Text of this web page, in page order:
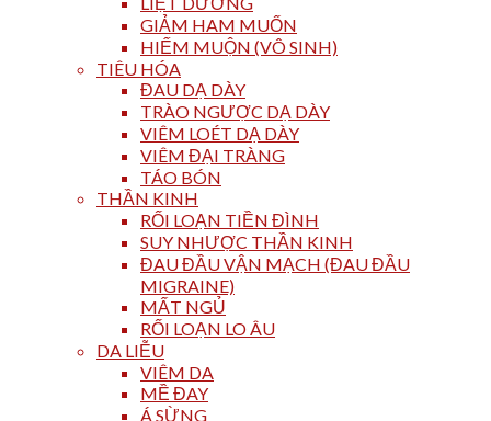
GIẢM HAM MUỐN
HIẾM MUỘN (VÔ SINH)
TIÊU HÓA
ĐAU DẠ DÀY
TRÀO NGƯỢC DẠ DÀY
VIÊM LOÉT DẠ DÀY
VIÊM ĐẠI TRÀNG
TÁO BÓN
THẦN KINH
RỐI LOẠN TIỀN ĐÌNH
SUY NHƯỢC THẦN KINH
ĐAU ĐẦU VẬN MẠCH (ĐAU ĐẦU
MIGRAINE)
MẤT NGỦ
RỐI LOẠN LO ÂU
DA LIỄU
VIÊM DA
MỀ ĐAY
Á SỪNG